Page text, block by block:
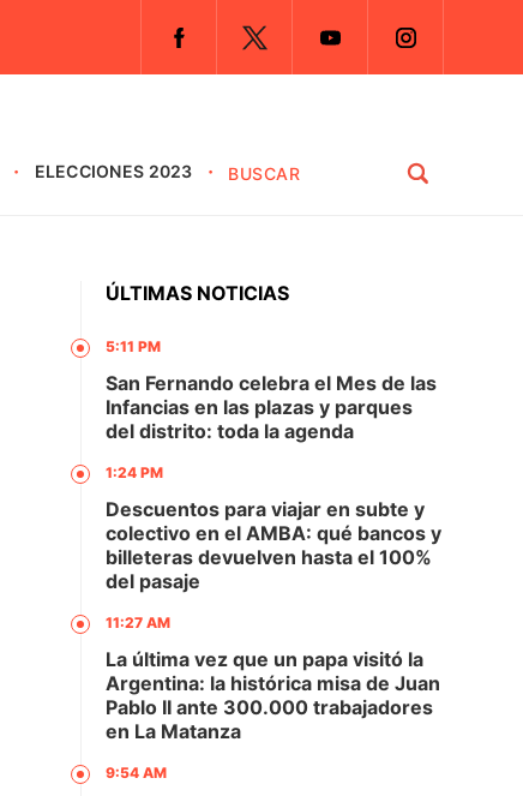
ELECCIONES 2023
ÚLTIMAS NOTICIAS
5:11 PM
San Fernando celebra el Mes de las
Infancias en las plazas y parques
del distrito: toda la agenda
1:24 PM
Descuentos para viajar en subte y
colectivo en el AMBA: qué bancos y
billeteras devuelven hasta el 100%
del pasaje
11:27 AM
La última vez que un papa visitó la
Argentina: la histórica misa de Juan
Pablo II ante 300.000 trabajadores
en La Matanza
9:54 AM